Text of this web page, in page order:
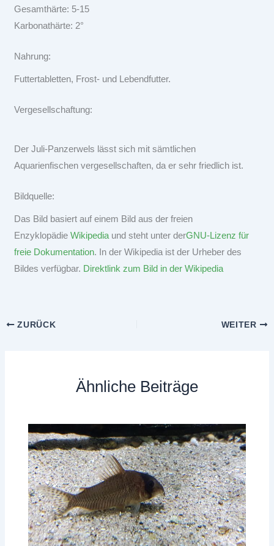
Gesamthärte: 5-15
Karbonathärte: 2°
Nahrung:
Futtertabletten, Frost- und Lebendfutter.
Vergesellschaftung:
Der Juli-Panzerwels lässt sich mit sämtlichen
Aquarienfischen vergesellschaften, da er sehr friedlich ist.
Bildquelle:
Das Bild basiert auf einem Bild aus der freien
EnzyklopädieWikipediaund steht unter derGNU-Lizenz für
freie Dokumentation. In der Wikipedia ist der Urheber des
Bildes verfügbar. Direktlink zum Bild in der Wikipedia
ZURÜCK WEITER
Ähnliche Beiträge